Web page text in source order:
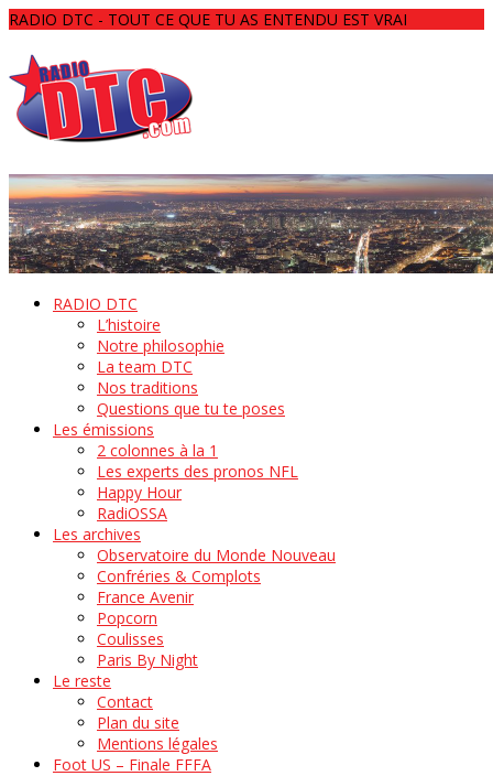
RADIO DTC - TOUT CE QUE TU AS ENTENDU EST VRAI
RADIO DTC
L’histoire
Notre philosophie
La team DTC
Nos traditions
Questions que tu te poses
Les émissions
2 colonnes à la 1
Les experts des pronos NFL
Happy Hour
RadiOSSA
Les archives
Observatoire du Monde Nouveau
Confréries & Complots
France Avenir
Popcorn
Coulisses
Paris By Night
Le reste
Contact
Plan du site
Mentions légales
Foot US – Finale FFFA